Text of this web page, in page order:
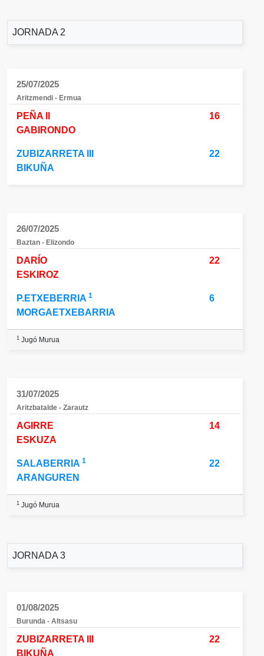
JORNADA 2
25/07/2025
Aritzmendi - Ermua
PEÑA II
GABIRONDO
16
ZUBIZARRETA III
BIKUÑA
22
26/07/2025
Baztan - Elizondo
DARÍO
ESKIROZ
22
P.ETXEBERRIA 1
MORGAETXEBARRIA
6
1 Jugó Murua
31/07/2025
Aritzbatalde - Zarautz
AGIRRE
ESKUZA
14
SALABERRIA 1
ARANGUREN
22
1 Jugó Murua
JORNADA 3
01/08/2025
Burunda - Altsasu
ZUBIZARRETA III
BIKUÑA
22